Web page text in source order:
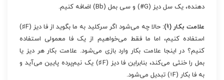
دهنده، یک سل دیز (G#) و سی بمل (Bb) اضافه کنیم.
علامت بکار (♮):
حالا چه می‌شود اگر سرکلید به ما بگوید از فا دیز (F♯)
استفاده کنیم، اما ما فقط می‌خواهیم از یک فا معمولی استفاده
کنیم؟ در اینجا علامت بکار وارد بازی می‌شود. علامت بکار هر دیز یا
بمل را خنثی می‌کند، بنابراین فا دیز (F♯) یک نیم‌پرده پایین می‌آید و
به فا بکار (F♮) تبدیل می‌شود.